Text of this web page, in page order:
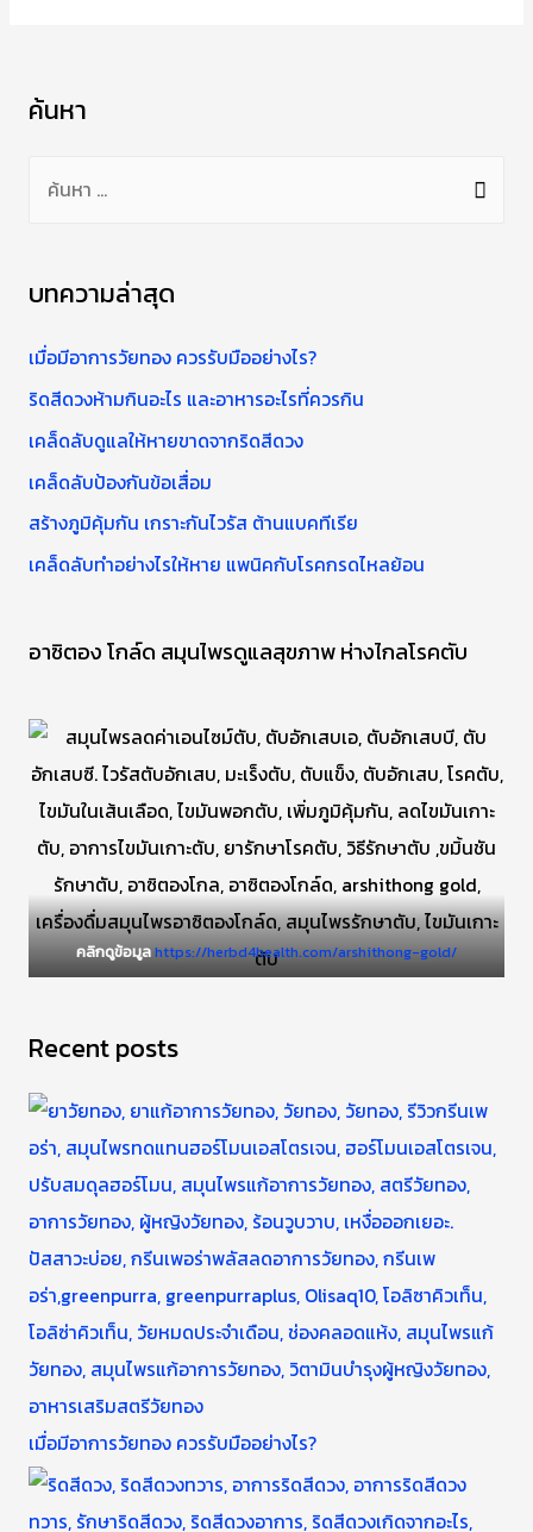
เสื่อม
ค้นหา
า
ห
รั
บ
บทความล่าสุด
เมื่อมีอาการวัยทอง ควรรับมืออย่างไร?
ริดสีดวงห้ามกินอะไร และอาหารอะไรที่ควรกิน
เคล็ดลับดูแลให้หายขาดจากริดสีดวง
เคล็ดลับป้องกันข้อเสื่อม
สร้างภูมิคุ้มกัน เกราะกันไวรัส ต้านแบคทีเรีย
เคล็ดลับทำอย่างไรให้หาย แพนิคกับโรคกรดไหลย้อน
อาซิตอง โกล์ด สมุนไพรดูแลสุขภาพ ห่างไกลโรคตับ
คลิกดูข้อมูลhttps://herbd4health.com/arshithong-gold/
Recent posts
เมื่อมีอาการวัยทอง ควรรับมืออย่างไร?